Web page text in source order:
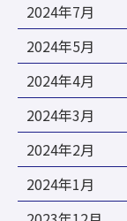
2024年7月
2024年5月
2024年4月
2024年3月
2024年2月
2024年1月